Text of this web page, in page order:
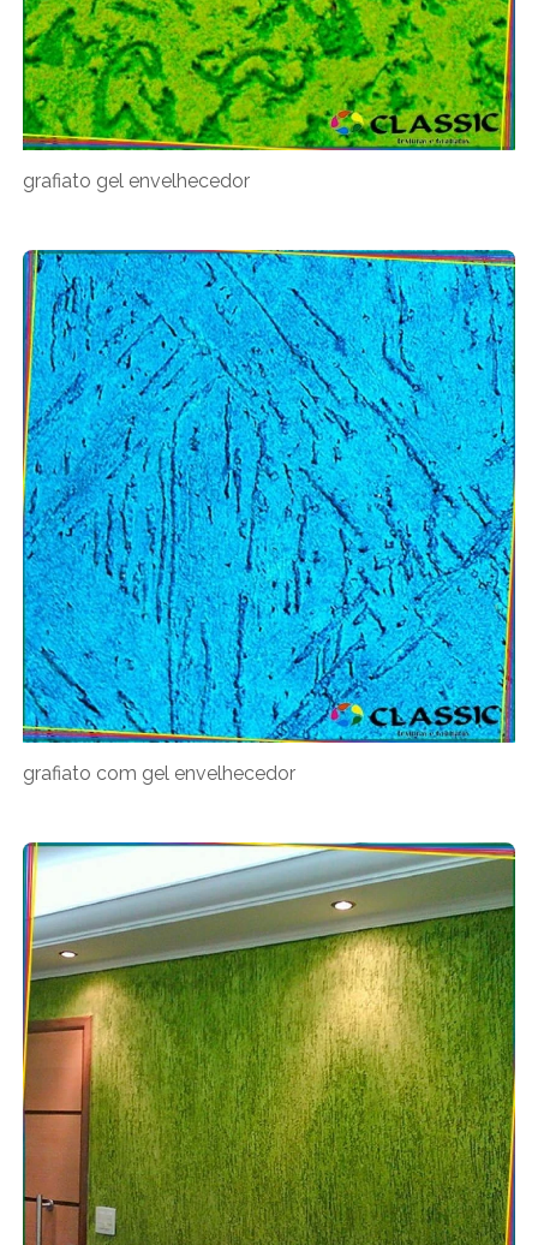
grafiato gel envelhecedor
grafiato com gel envelhecedor